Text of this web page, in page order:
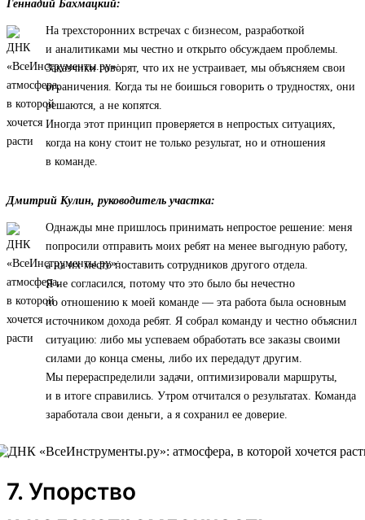
Геннадий Бахмацкий:
На трехсторонних встречах с бизнесом, разработкой
и аналитиками мы честно и открыто обсуждаем проблемы.
Заказчики говорят, что их не устраивает, мы объясняем свои
ограничения. Когда ты не боишься говорить о трудностях, они
решаются, а не копятся.
Иногда этот принцип проверяется в непростых ситуациях,
когда на кону стоит не только результат, но и отношения
в команде.
Дмитрий Кулин, руководитель участка:
Однажды мне пришлось принимать непростое решение: меня
попросили отправить моих ребят на менее выгодную работу,
а на их место поставить сотрудников другого отдела.
Я не согласился, потому что это было бы нечестно
по отношению к моей команде — эта работа была основным
источником дохода ребят. Я собрал команду и честно объяснил
ситуацию: либо мы успеваем обработать все заказы своими
силами до конца смены, либо их передадут другим.
Мы перераспределили задачи, оптимизировали маршруты,
и в итоге справились. Утром отчитался о результатах. Команда
заработала свои деньги, а я сохранил ее доверие.
7. Упорство